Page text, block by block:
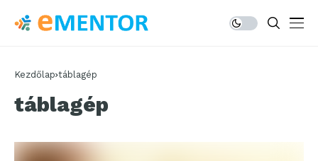
Kezdőlap táblagép
táblagép